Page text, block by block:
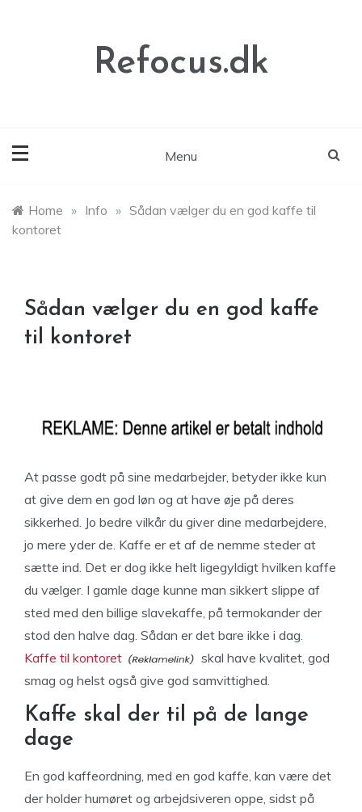
Refocus.dk
Menu
Home » Info » Sådan vælger du en god kaffe til
kontoret
Sådan vælger du en god kaffe
til kontoret
At passe godt på sine medarbejder, betyder ikke kun
at give dem en god løn og at have øje på deres
sikkerhed. Jo bedre vilkår du giver dine medarbejdere,
jo mere yder de. Kaffe er et af de nemme steder at
sætte ind. Det er dog ikke helt ligegyldigt hvilken kaffe
du vælger. I gamle dage kunne man sikkert slippe af
sted med den billige slavekaffe, på termokander der
stod den halve dag. Sådan er det bare ikke i dag.
Kaffe til kontoret
skal have kvalitet, god
smag og helst også give god samvittighed.
Kaffe skal der til på de lange
dage
En god kaffeordning, med en god kaffe, kan være det
der holder humøret og arbejdsiveren oppe, sidst på